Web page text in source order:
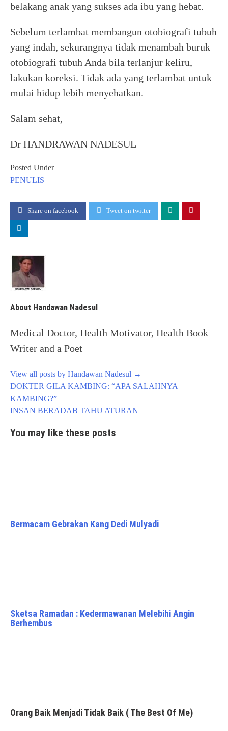
belakang anak yang sukses ada ibu yang hebat.
Sebelum terlambat membangun otobiografi tubuh
yang indah, sekurangnya tidak menambah buruk
otobiografi tubuh Anda bila terlanjur keliru,
lakukan koreksi. Tidak ada yang terlambat untuk
mulai hidup lebih menyehatkan.
Salam sehat,
Dr HANDRAWAN NADESUL
Posted Under
PENULIS
Share on facebook Tweet on twitter
About Handawan Nadesul
Medical Doctor, Health Motivator, Health Book
Writer and a Poet
View all posts by Handawan Nadesul →
Post
navigation
DOKTER GILA KAMBING: “APA SALAHNYA
KAMBING?”
INSAN BERADAB TAHU ATURAN
You may like these posts
Bermacam Gebrakan Kang Dedi Mulyadi
Sketsa Ramadan : Kedermawanan Melebihi Angin
Berhembus
Orang Baik Menjadi Tidak Baik ( The Best Of Me)